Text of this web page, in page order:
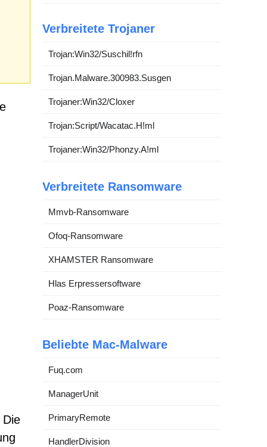
Verbreitete Trojaner
Trojan:Win32/Suschil!rfn
Trojan.Malware.300983.Susgen
Trojaner:Win32/Cloxer
Trojan:Script/Wacatac.H!ml
Trojaner:Win32/Phonzy.A!ml
Verbreitete Ransomware
Mmvb-Ransomware
Ofoq-Ransomware
XHAMSTER Ransomware
Hlas Erpressersoftware
Poaz-Ransomware
Beliebte Mac-Malware
Fuq.com
ManagerUnit
PrimaryRemote
HandlerDivision